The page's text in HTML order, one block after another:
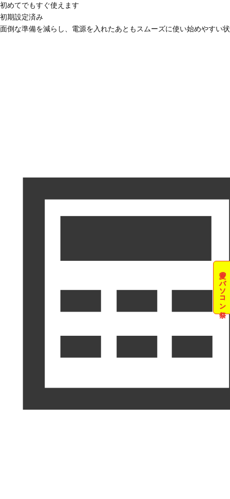
夏のパソコン祭
初めてでもすぐ使えます
初期設定済み
面倒な準備を減らし、電源を入れたあともスムーズに使い始めやすい